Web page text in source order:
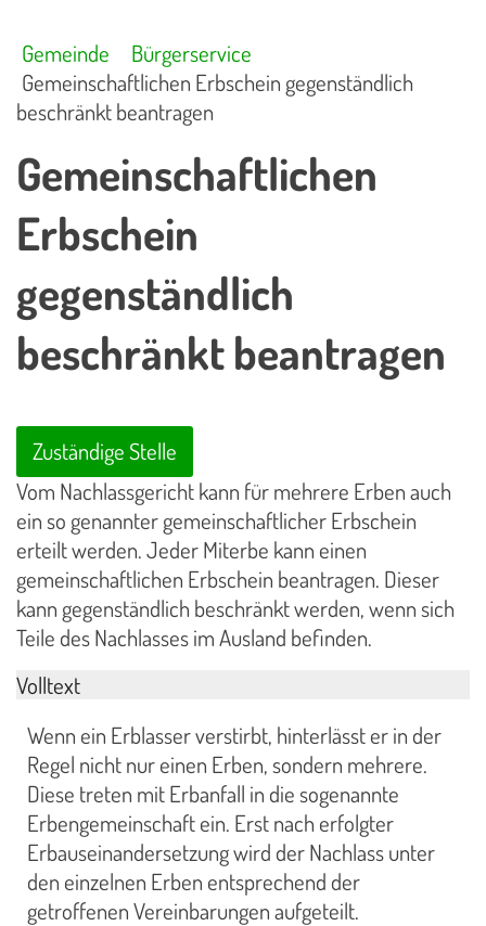
Gemeinde
Bürgerservice
Gemeinschaftlichen Erbschein gegenständlich
beschränkt beantragen
Gemeinschaftlichen
Erbschein
gegenständlich
beschränkt beantragen
Zuständige Stelle
Vom Nachlassgericht kann für mehrere Erben auch
ein so genannter gemeinschaftlicher Erbschein
erteilt werden. Jeder Miterbe kann einen
gemeinschaftlichen Erbschein beantragen. Dieser
kann gegenständlich beschränkt werden, wenn sich
Teile des Nachlasses im Ausland befinden.
Volltext
Wenn ein Erblasser verstirbt, hinterlässt er in der
Regel nicht nur einen Erben, sondern mehrere.
Diese treten mit Erbanfall in die sogenannte
Erbengemeinschaft ein. Erst nach erfolgter
Erbauseinandersetzung wird der Nachlass unter
den einzelnen Erben entsprechend der
getroffenen Vereinbarungen aufgeteilt.